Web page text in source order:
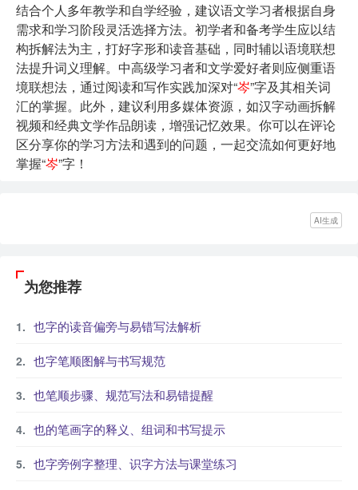
结合个人多年教学和自学经验，建议语文学习者根据自身
需求和学习阶段灵活选择方法。初学者和备考学生应以结
构拆解法为主，打好字形和读音基础，同时辅以语境联想
法提升词义理解。中高级学习者和文学爱好者则应侧重语
境联想法，通过阅读和写作实践加深对“岑”字及其相关词
汇的掌握。此外，建议利用多媒体资源，如汉字动画拆解
视频和经典文学作品朗读，增强记忆效果。你可以在评论
区分享你的学习方法和遇到的问题，一起交流如何更好地
掌握“岑”字！
AI生成
为您推荐
也字的读音偏旁与易错写法解析
也字笔顺图解与书写规范
也笔顺步骤、规范写法和易错提醒
也的笔画字的释义、组词和书写提示
也字旁例字整理、识字方法与课堂练习